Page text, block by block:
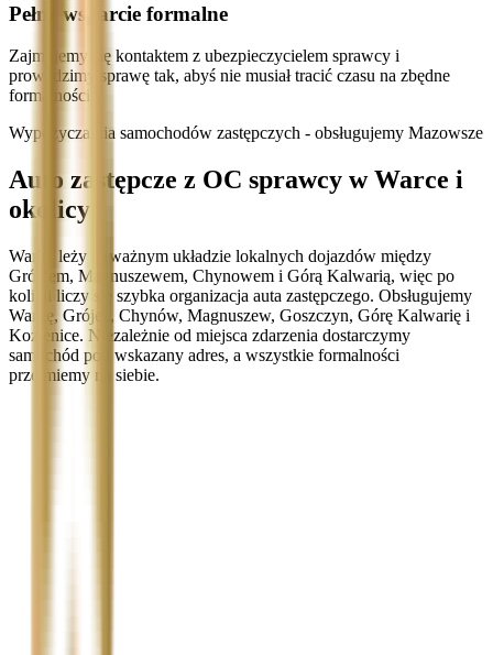
Pełne wsparcie formalne
Zajmujemy się kontaktem z ubezpieczycielem sprawcy i
prowadzimy sprawę tak, abyś nie musiał tracić czasu na zbędne
formalności.
Wypożyczalnia samochodów zastępczych - obsługujemy Mazowsze
Auto zastępcze z OC sprawcy w Warce i
okolicy
Warka leży w ważnym układzie lokalnych dojazdów między
Grójcem, Magnuszewem, Chynowem i Górą Kalwarią, więc po
kolizji liczy się szybka organizacja auta zastępczego. Obsługujemy
Warkę, Grójec, Chynów, Magnuszew, Goszczyn, Górę Kalwarię i
Kozienice. Niezależnie od miejsca zdarzenia dostarczymy
samochód pod wskazany adres, a wszystkie formalności
przejmiemy na siebie.